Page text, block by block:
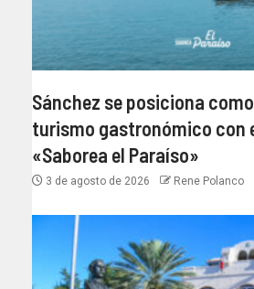
Sánchez se posiciona
turismo gastronómico con
«Saborea el Paraíso»
3 de agosto de 2026 Rene Polanco